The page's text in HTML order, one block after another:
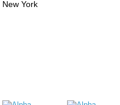
New York